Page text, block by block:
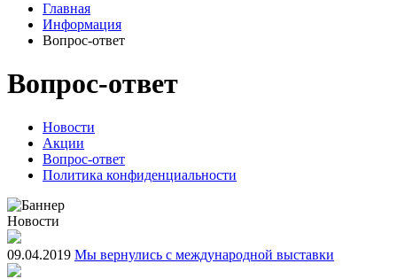
Главная
Информация
Вопрос-ответ
Вопрос-ответ
Новости
Акции
Вопрос-ответ
Политика конфиденциальности
Новости
09.04.2019 Мы вернулись с международной выставки